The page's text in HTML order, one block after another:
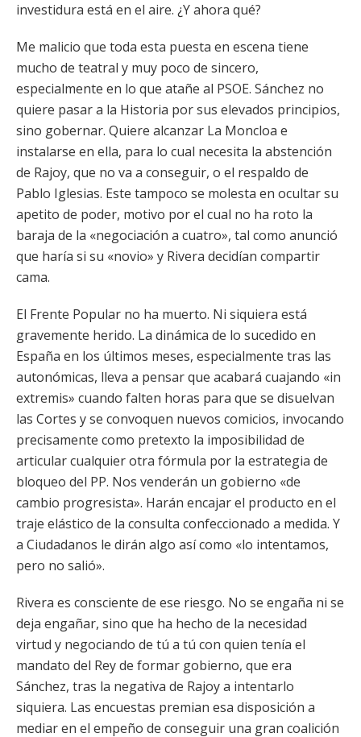
investidura está en el aire. ¿Y ahora qué?
Me malicio que toda esta puesta en escena tiene
mucho de teatral y muy poco de sincero,
especialmente en lo que atañe al PSOE. Sánchez no
quiere pasar a la Historia por sus elevados principios,
sino gobernar. Quiere alcanzar La Moncloa e
instalarse en ella, para lo cual necesita la abstención
de Rajoy, que no va a conseguir, o el respaldo de
Pablo Iglesias. Este tampoco se molesta en ocultar su
apetito de poder, motivo por el cual no ha roto la
baraja de la «negociación a cuatro», tal como anunció
que haría si su «novio» y Rivera decidían compartir
cama.
El Frente Popular no ha muerto. Ni siquiera está
gravemente herido. La dinámica de lo sucedido en
España en los últimos meses, especialmente tras las
autonómicas, lleva a pensar que acabará cuajando «in
extremis» cuando falten horas para que se disuelvan
las Cortes y se convoquen nuevos comicios, invocando
precisamente como pretexto la imposibilidad de
articular cualquier otra fórmula por la estrategia de
bloqueo del PP. Nos venderán un gobierno «de
cambio progresista». Harán encajar el producto en el
traje elástico de la consulta confeccionado a medida. Y
a Ciudadanos le dirán algo así como «lo intentamos,
pero no salió».
Rivera es consciente de ese riesgo. No se engaña ni se
deja engañar, sino que ha hecho de la necesidad
virtud y negociando de tú a tú con quien tenía el
mandato del Rey de formar gobierno, que era
Sánchez, tras la negativa de Rajoy a intentarlo
siquiera. Las encuestas premian esa disposición a
mediar en el empeño de conseguir una gran coalición